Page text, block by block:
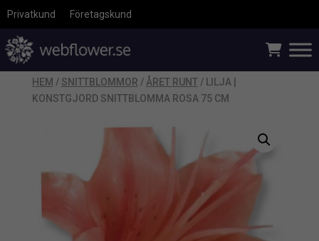
Privatkund Företagskund
HEM / SNITTBLOMMOR / ÅRET RUNT/ LILJA |
KONSTGJORD SNITTBLOMMA ROSA 75 CM